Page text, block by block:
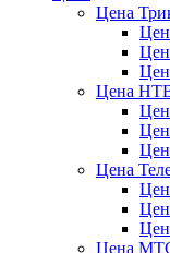
Цена
Цена
Цена
Цена